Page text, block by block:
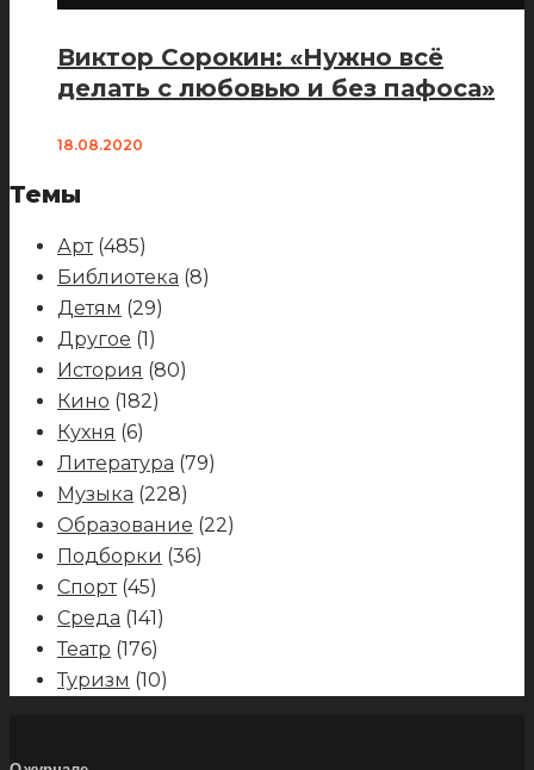
Виктор Сорокин: «Нужно всё
делать с любовью и без пафоса»
18.08.2020
Темы
Арт(485)
Библиотека (8)
Детям (29)
Другое (1)
История (80)
Кино (182)
Кухня (6)
Литература (79)
Музыка (228)
Образование (22)
Подборки (36)
Спорт(45)
Среда (141)
Театр (176)
Туризм (10)